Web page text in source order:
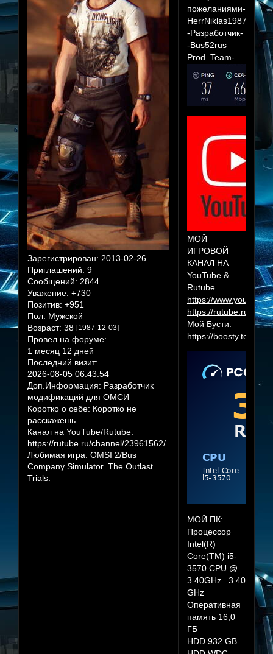
Зарегистрирован: 2013-02-26
Приглашений: 9
Сообщений: 2844
Уважение: +730
Позитив: +951
Пол: Мужской
Возраст: 38 [1987-12-03]
Провел на форуме:
1 месяц 12 дней
Последний визит:
2026-08-05 06:43:54
Доп.Информация: Разработчик
модификаций для ОМСИ
Коротко о себе: Коротко не
расскажешь.
Канал на YouTube/Rutube:
https://rutube.ru/channel/23961562/
Любимая игра: OMSI 2/Bus
Company Simulator. The Outlast
Trials.
пожеланиями-
HerrNiklas1987
-Разработчик-
-Bus52rus
Prod. Team-
МОЙ
ИГРОВОЙ
КАНАЛ НА
YouTube &
Rutube
https://
https://rutube.ru/
Мой Бусти:
https://boosty.to/
МОЙ ПК:
Процессор
Intel(R)
Core(TM) i5-
3570 CPU @
3.40GHz 3.40
GHz
Оперативная
память 16,0
ГБ
HDD 932 GB